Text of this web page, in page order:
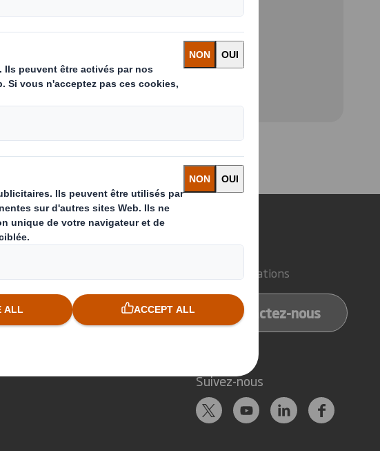
Que faisons-nous ?
Produits de papier
Services de recyclage
Contact
Nos implantations
Contactez-nous
Suivez-nous